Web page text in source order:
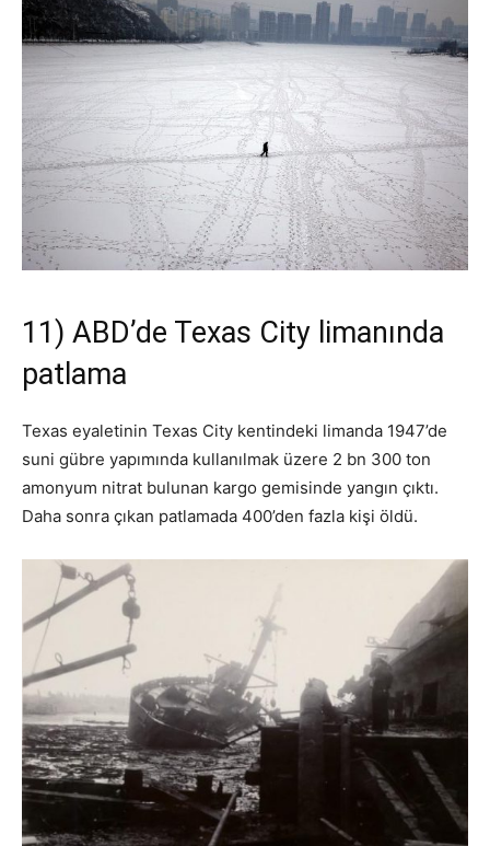
11) ABD’de Texas City limanında
patlama
Texas eyaletinin Texas City kentindeki limanda 1947’de
suni gübre yapımında kullanılmak üzere 2 bn 300 ton
amonyum nitrat bulunan kargo gemisinde yangın çıktı.
Daha sonra çıkan patlamada 400’den fazla kişi öldü.